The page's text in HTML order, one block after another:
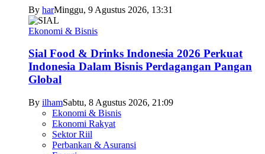
By harMinggu, 9 Agustus 2026, 13:31
Ekonomi & Bisnis
Sial Food & Drinks Indonesia 2026 Perkuat
Indonesia Dalam Bisnis Perdagangan Pangan
Global
By ilhamSabtu, 8 Agustus 2026, 21:09
Ekonomi & Bisnis
Ekonomi Rakyat
Sektor Riil
Perbankan & Asuransi